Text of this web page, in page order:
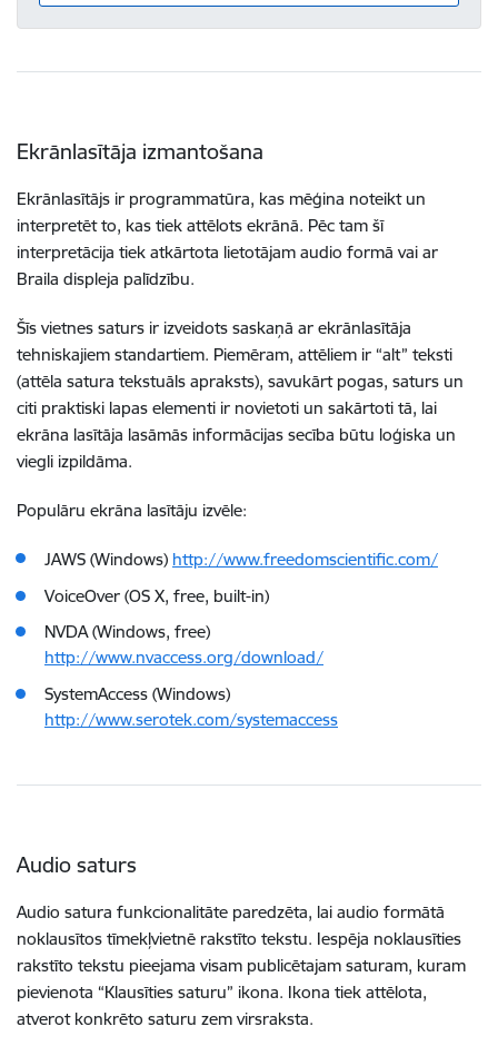
Ekrānlasītāja izmantošana
Ekrānlasītājs ir programmatūra, kas mēģina noteikt un
interpretēt to, kas tiek attēlots ekrānā. Pēc tam šī
interpretācija tiek atkārtota lietotājam audio formā vai ar
Braila displeja palīdzību.
Šīs vietnes saturs ir izveidots saskaņā ar ekrānlasītāja
tehniskajiem standartiem. Piemēram, attēliem ir “alt” teksti
(attēla satura tekstuāls apraksts), savukārt pogas, saturs un
citi praktiski lapas elementi ir novietoti un sakārtoti tā, lai
ekrāna lasītāja lasāmās informācijas secība būtu loģiska un
viegli izpildāma.
Populāru ekrāna lasītāju izvēle:
JAWS (Windows) http://www.freedomscientific.com/
VoiceOver (OS X, free, built-in)
NVDA (Windows, free)
http://www.nvaccess.org/download/
SystemAccess (Windows)
http://www.serotek.com/systemaccess
Audio saturs
Audio satura funkcionalitāte paredzēta, lai audio formātā
noklausītos tīmekļvietnē rakstīto tekstu. Iespēja noklausīties
rakstīto tekstu pieejama visam publicētajam saturam, kuram
pievienota “Klausīties saturu” ikona. Ikona tiek attēlota,
atverot konkrēto saturu zem virsraksta.